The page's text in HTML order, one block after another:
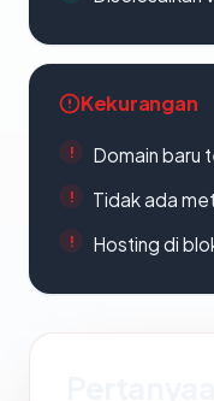
Kekurangan
Domain baru
Tidak ada
Hosting di